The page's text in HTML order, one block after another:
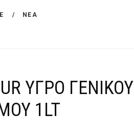
ΝΕΑ
ΥΓΡΟ ΓΕΝΙΚΟΥ
1LT